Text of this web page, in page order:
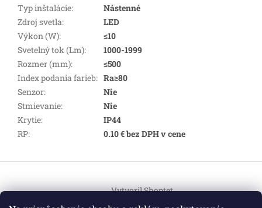
Typ inštalácie:
Nástenné
Zdroj svetla:
LED
Výkon (W):
≤10
Svetelný tok (Lm):
1000-1999
Rozmer (mm):
≤500
Index podania farieb: Ra≥80
Senzor:
Nie
Stmievanie:
Nie
Krytie:
IP44
RP: 0.10 € bez DPH v cene
p
Vytvoril Shoptet